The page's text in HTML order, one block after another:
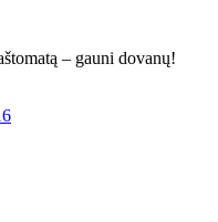
– gauni dovanų!